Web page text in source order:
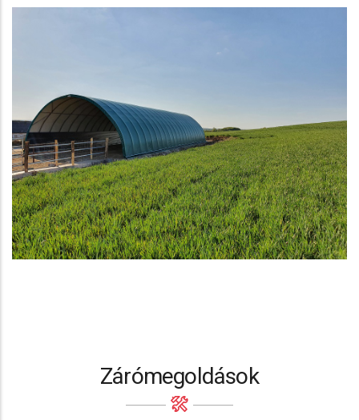
Zárómegoldások